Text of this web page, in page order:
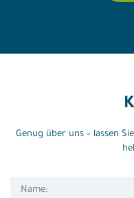
Genug über uns – lassen